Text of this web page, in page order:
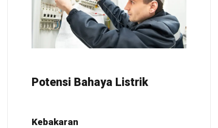
Potensi Bahaya Listrik
Kebakaran